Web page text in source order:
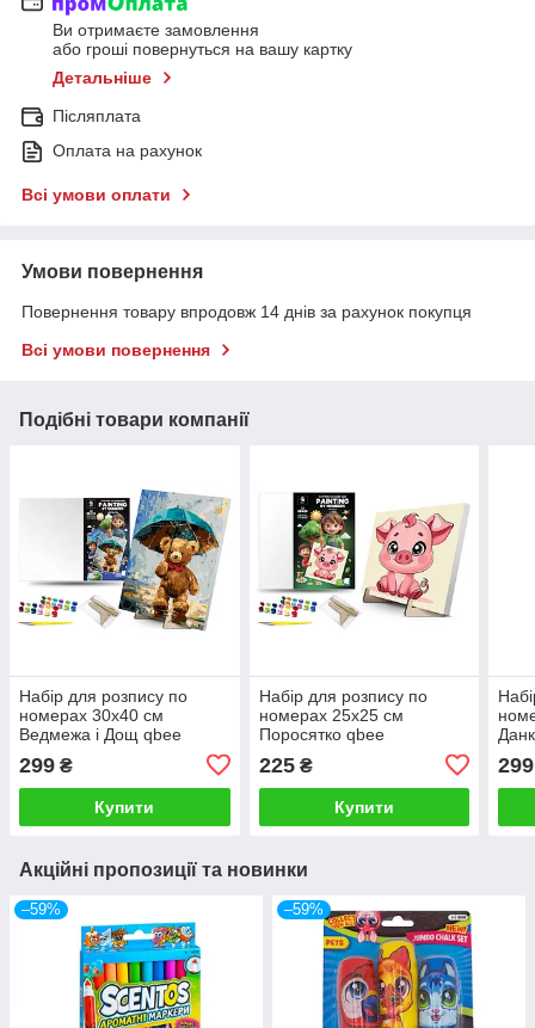
Ви отримаєте замовлення
або гроші повернуться на вашу картку
Детальніше
Післяплата
Оплата на рахунок
Всі умови оплати
Умови повернення
Повернення товару впродовж 14 днів за рахунок покупця
Всі умови повернення
Подібні товари компанії
Набір для розпису по
номерах 30х40 см
Ведмежа і Дощ qbee
299 ₴
Купити
Набір для розпису по
номерах 25х25 см
Поросятко qbee
225₴
Купити
299
Акційні пропозиції та новинки
–59% –59%